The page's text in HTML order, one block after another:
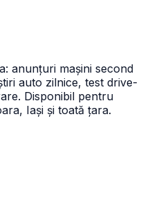
anunțuri mașini second
auto zilnice, test drive-
Disponibil pentru
Iași și toată țara.